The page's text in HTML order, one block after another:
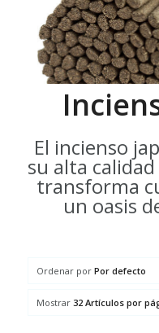
El incienso
su alta
transforma
un oasis
Ordenar por Por defecto
Mostrar 32 Artículos por